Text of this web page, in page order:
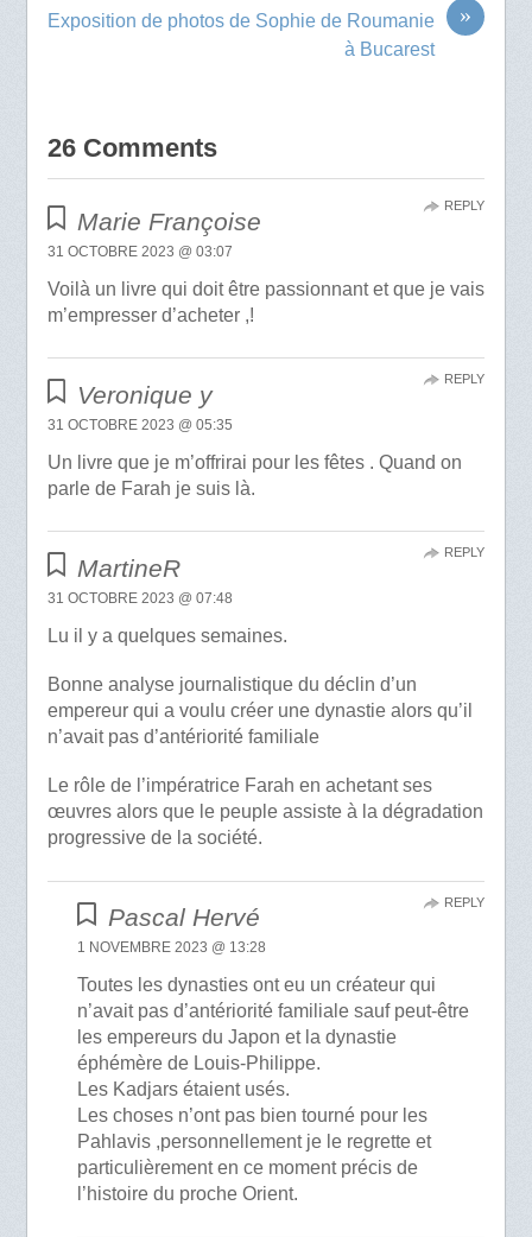
»
Exposition de photos de Sophie de Roumanie
à Bucarest
26 Comments
Marie Françoise
31 OCTOBRE 2023 @ 03:07
Voilà un livre qui doit être passionnant et que je vais
m’empresser d’acheter ,!
REPLY
Veronique y
31 OCTOBRE 2023 @ 05:35
Un livre que je m’offrirai pour les fêtes . Quand on
parle de Farah je suis là.
REPLY
MartineR
31 OCTOBRE 2023 @ 07:48
Lu il y a quelques semaines.
Bonne analyse journalistique du déclin d’un
empereur qui a voulu créer une dynastie alors qu’il
n’avait pas d’antériorité familiale
Le rôle de l’impératrice Farah en achetant ses
œuvres alors que le peuple assiste à la dégradation
progressive de la société.
REPLY
Pascal Hervé
1 NOVEMBRE 2023 @ 13:28
Toutes les dynasties ont eu un créateur qui
n’avait pas d’antériorité familiale sauf peut-être
les empereurs du Japon et la dynastie
éphémère de Louis-Philippe.
Les Kadjars étaient usés.
Les choses n’ont pas bien tourné pour les
Pahlavis ,personnellement je le regrette et
particulièrement en ce moment précis de
l’histoire du proche Orient.
REPLY